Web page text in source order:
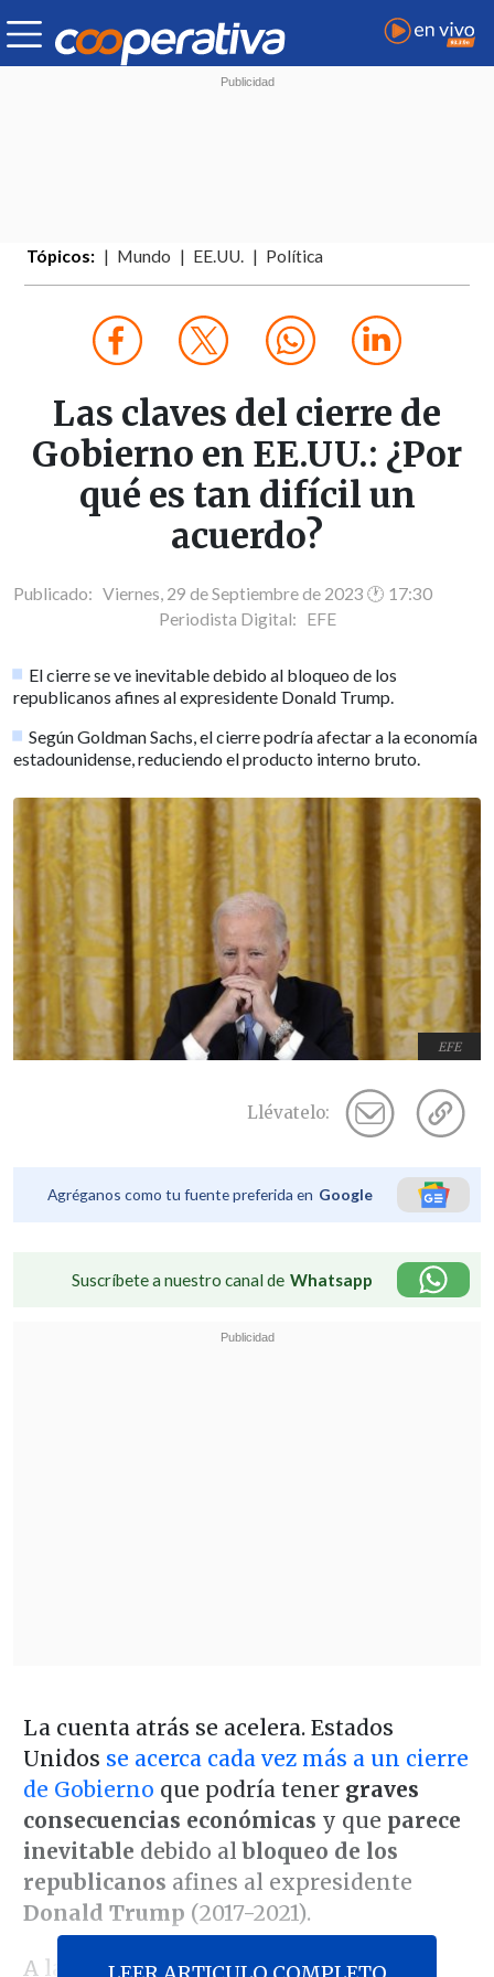
Tópicos: Mundo EE.UU. Política
Las claves del cierre de
Gobierno en EE.UU.: ¿Por
qué es tan difícil un
acuerdo?
Publicado: Viernes, 29 de Septiembre de 2023 🕐 17:30
Periodista Digital: EFE
El cierre se ve inevitable debido al bloqueo de los
republicanos afines al expresidente Donald Trump.
Según Goldman Sachs, el cierre podría afectar a la economía
estadounidense, reduciendo el producto interno bruto.
EFE
Llévatelo:
Agréganos como tu fuente preferida en Google
Suscríbete a nuestro canal de Whatsapp
La cuenta atrás se acelera. Estados
Unidos se acerca cada vez más a un cierre
de Gobierno que podría tenergraves
consecuencias económicas y que parece
inevitable debido albloqueo de los
republicanos afines al expresidente
Donald Trump (2017-2021).
A las 00:00 horas del domingo 1 de